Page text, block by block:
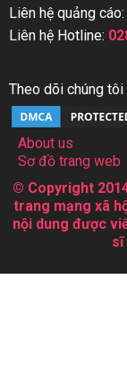
Liên hệ quảng cáo:
Liên hệ Hotline:
Theo dõi chúng tôi
About us
Sơ đồ trang web
© Copyright
trang mạng xã
nội dung được
sĩ